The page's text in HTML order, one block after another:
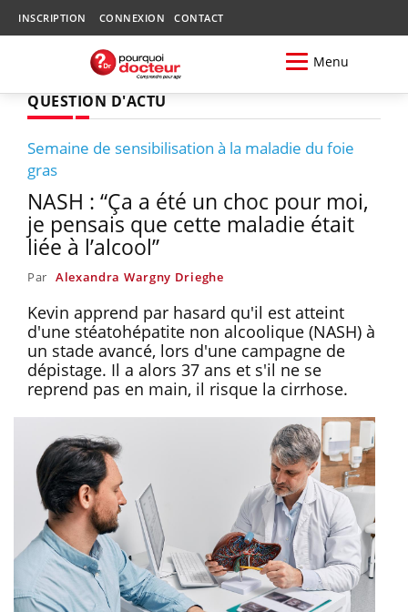
INSCRIPTION CONNEXION CONTACT
Menu
QUESTION D'ACTU
Semaine de sensibilisation à la maladie du foie
gras
NASH : “Ça a été un choc pour moi,
je pensais que cette maladie était
liée à l’alcool”
Par Alexandra Wargny Drieghe
Kevin apprend par hasard qu'il est atteint
d'une stéatohépatite non alcoolique (NASH) à
un stade avancé, lors d'une campagne de
dépistage. Il a alors 37 ans et s'il ne se
reprend pas en main, il risque la cirrhose.